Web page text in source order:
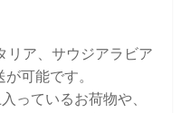
ア、サウジアラビア
可能です。
っているお荷物や、